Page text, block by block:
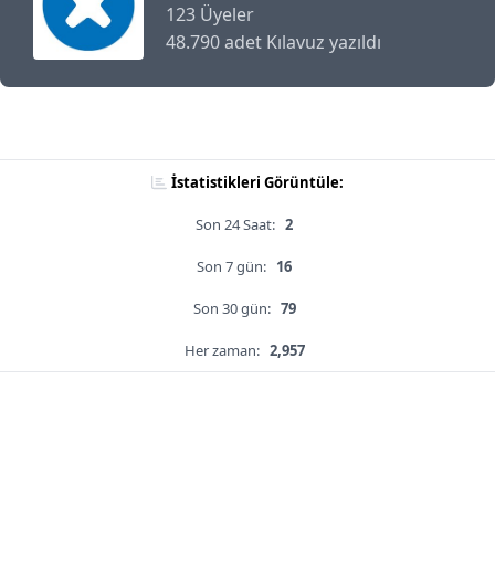
123 Üyeler
48.790 adet Kılavuz yazıldı
İstatistikleri Görüntüle:
Son 24 Saat: 2
Son 7 gün: 16
Son 30 gün: 79
Her zaman: 2,957